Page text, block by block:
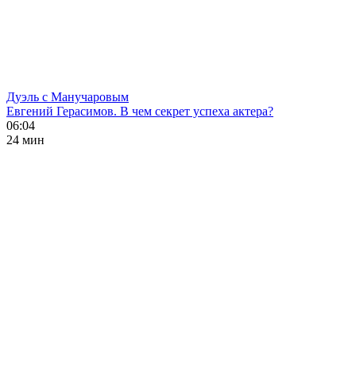
Дуэль с Манучаровым
Евгений Герасимов. В чем секрет успеха актера?
06:04
24 мин